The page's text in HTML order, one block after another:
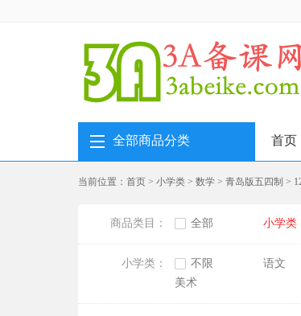
全部商品分类 首页
当前位置： 首页 > 小学类 > 数学 > 青岛版五四制 >
商品类目： 全部 小学类
小学类： 不限 语文
美术